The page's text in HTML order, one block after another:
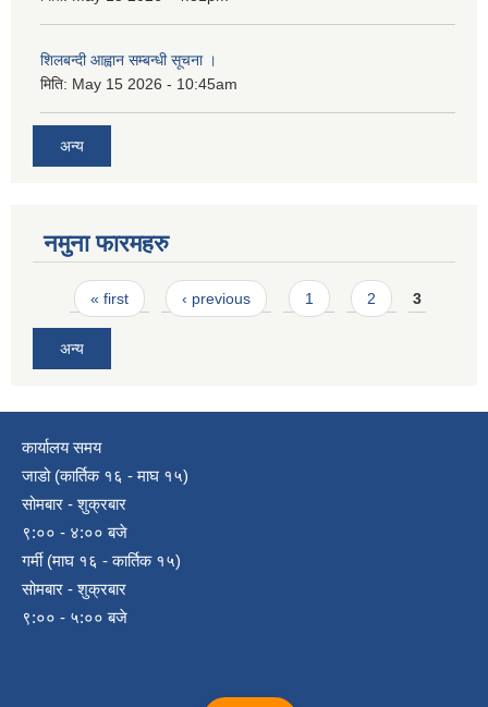
शिलबन्दी आह्वान सम्बन्धी सूचना ।
मिति: May 15 2026 - 10:45am
अन्य
नमुना फारमहरु
Pages
« first ‹ previous 1 2 3
अन्य
कार्यालय समय
जाडो (कार्तिक १६ - माघ १५)
सोमबार - शुक्रबार
९:०० - ४:०० बजे
गर्मी (माघ १६ - कार्तिक १५)
सोमबार - शुक्रबार
९:०० - ५:०० बजे